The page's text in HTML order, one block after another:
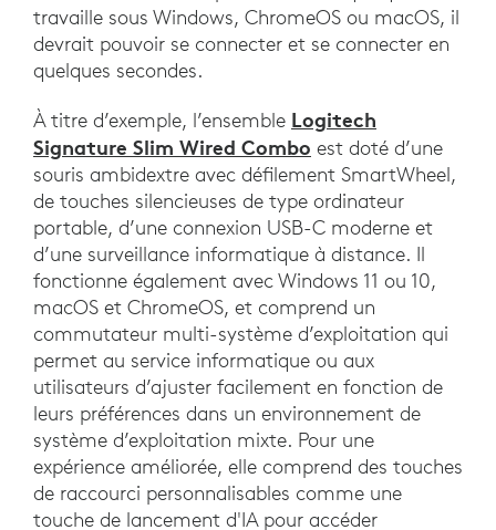
travaille sous Windows, ChromeOS ou macOS, il
devrait pouvoir se connecter et se connecter en
quelques secondes.
À titre d’exemple, l’ensemble Logitech
Signature Slim Wired Combo est doté d’une
souris ambidextre avec défilement SmartWheel,
de touches silencieuses de type ordinateur
portable, d’une connexion USB-C moderne et
d’une surveillance informatique à distance. Il
fonctionne également avec Windows 11 ou 10,
macOS et ChromeOS, et comprend un
commutateur multi-système d’exploitation qui
permet au service informatique ou aux
utilisateurs d’ajuster facilement en fonction de
leurs préférences dans un environnement de
système d’exploitation mixte. Pour une
expérience améliorée, elle comprend des touches
de raccourci personnalisables comme une
touche de lancement d'IA pour accéder